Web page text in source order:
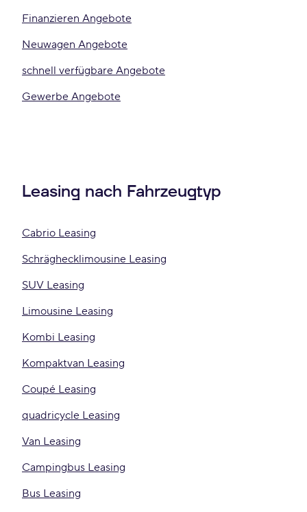
Finanzieren Angebote
Neuwagen Angebote
schnell verfügbare Angebote
Gewerbe Angebote
Leasing nach Fahrzeugtyp
Cabrio Leasing
Schräghecklimousine Leasing
SUV Leasing
Limousine Leasing
Kombi Leasing
Kompaktvan Leasing
Coupé Leasing
quadricycle Leasing
Van Leasing
Campingbus Leasing
Bus Leasing